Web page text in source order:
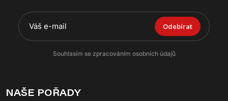
Odebírat
Souhlasím se zpracováním osobních údajů
NAŠE POŘADY